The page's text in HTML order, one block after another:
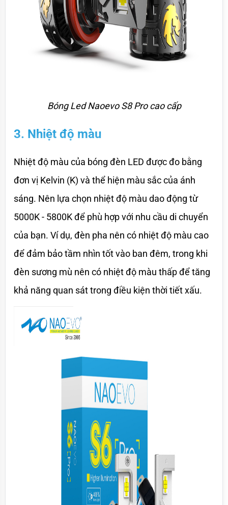
Bóng Led Naoevo S8 Pro cao cấp
3. Nhiệt độ màu
Nhiệt độ màu của bóng đèn LED được đo bằng
đơn vị Kelvin (K) và thể hiện màu sắc của ánh
sáng. Nên lựa chọn nhiệt độ màu dao động từ
5000K - 5800K để phù hợp với nhu cầu di chuyển
của bạn. Ví dụ, đèn pha nên có nhiệt độ màu cao
để đảm bảo tầm nhìn tốt vào ban đêm, trong khi
đèn sương mù nên có nhiệt độ màu thấp để tăng
khả năng quan sát trong điều kiện thời tiết xấu.